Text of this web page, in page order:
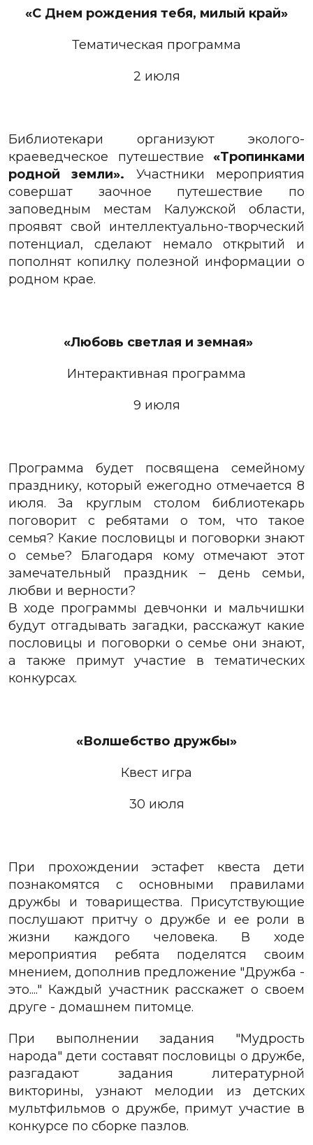
«С Днем рождения тебя, милый край»
Тематическая программа
2 июля
Библиотекари организуют эколого-
краеведческое путешествие «Тропинками
родной земли». Участники мероприятия
совершат заочное путешествие по
заповедным местам Калужской области,
проявят свой интеллектуально-творческий
потенциал, сделают немало открытий и
пополнят копилку полезной информации о
родном крае.
«Любовь светлая и земная»
Интерактивная программа
9 июля
Программа будет посвящена семейному
празднику, который ежегодно отмечается 8
июля. За круглым столом библиотекарь
поговорит с ребятами о том, что такое
семья? Какие пословицы и поговорки знают
о семье? Благодаря кому отмечают этот
замечательный праздник – день семьи,
любви и верности?
В ходе программы девчонки и мальчишки
будут отгадывать загадки, расскажут какие
пословицы и поговорки о семье они знают,
а также примут участие в тематических
конкурсах.
«Волшебство дружбы»
Квест игра
30 июля
При прохождении эстафет квеста дети
познакомятся с основными правилами
дружбы и товарищества.
Присутствующие
послушают притчу о дружбе и ее роли в
жизни каждого человека.
В ходе
мероприятия ребята поделятся своим
мнением, дополнив предложение "Дружба -
это...." Каждый участник расскажет о своем
друге - домашнем питомце.
При выполнении задания "Мудрость
народа" дети составят пословицы о дружбе,
разгадают задания литературной
викторины, узнают мелодии из детских
мультфильмов о дружбе, примут участие в
конкурсе по сборке пазлов.